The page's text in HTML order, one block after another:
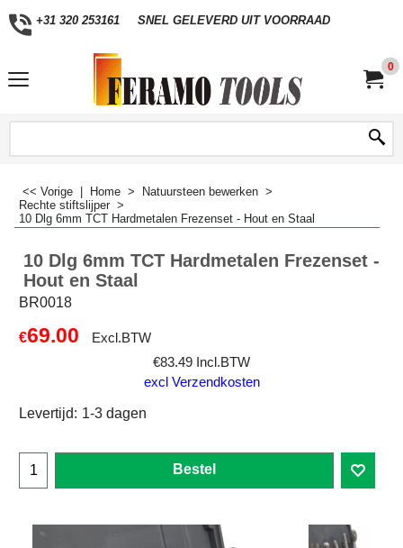
+31 320 253161 SNEL GELEVERD UIT VOORRAAD
0
<< Vorige Home > Natuursteen bewerken >
Rechte stiftslijper >
10 Dlg 6mm TCT Hardmetalen Frezenset - Hout en Staal
10 Dlg 6mm TCT Hardmetalen Frezenset -
Hout en Staal
BR0018
€69.00
Excl.BTW
€83.49 Incl.BTW
excl Verzendkosten
Levertijd: 1-3 dagen
Bestel